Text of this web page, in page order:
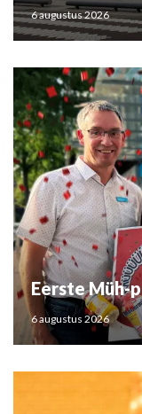
6 augustus 2026
Eerste Müh-
6 augustus 2026